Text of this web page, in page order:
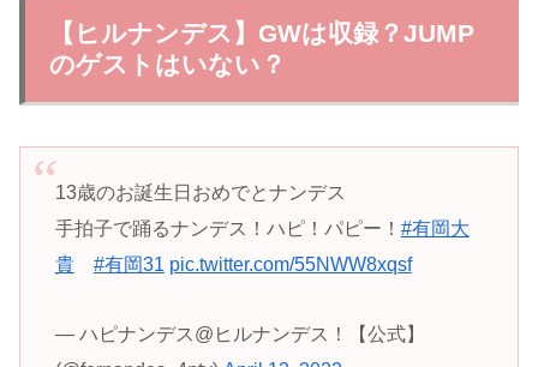
【ヒルナンデス】GWは収録？JUMP
のゲストはいない？
13歳のお誕生日おめでとナンデス
手拍子で踊るナンデス！ハピ！パピー！ #有岡大
貴
#有岡31 pic.twitter.com/55NWW8xqsf
— ハピナンデス@ヒルナンデス！【公式】